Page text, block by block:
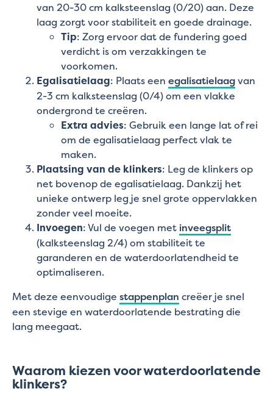
van 20-30 cm kalksteenslag (0/20) aan. Deze
laag zorgt voor stabiliteit en goede drainage.
Tip: Zorg ervoor dat de fundering goed
verdicht is om verzakkingen te
voorkomen.
Egalisatielaag: Plaats een egalisatielaagvan
2-3 cm kalksteenslag (0/4) om een vlakke
ondergrond te creëren.
Extra advies: Gebruik een lange lat of rei
om de egalisatielaag perfect vlak te
maken.
Plaatsing van de klinkers: Leg de klinkers op
net bovenop de egalisatielaag. Dankzij het
unieke ontwerp leg je snel grote oppervlakken
zonder veel moeite.
Invoegen: Vul de voegen met inveegsplit
(kalksteenslag 2/4) om stabiliteit te
garanderen en de waterdoorlatendheid te
optimaliseren.
Met deze eenvoudige stappenplan creëer je snel
een stevige en waterdoorlatende bestrating die
lang meegaat.
Waarom kiezen voor waterdoorlatende
klinkers?